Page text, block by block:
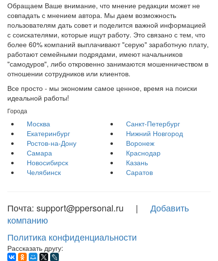
Обращаем Ваше внимание, что мнение редакции может не
совпадать с мнением автора. Мы даем возможность
пользователям дать совет и поделится важной информацией
с соискателями, которые ищут работу. Это связано с тем, что
более 60% компаний выплачивают "серую" заработную плату,
работают семейными подрядами, имеют начальников
"самодуров", либо откровенно занимаются мошенничеством в
отношении сотрудников или клиентов.
Все просто - мы экономим самое ценное, время на поиски
идеальной работы!
Города
Москва
Санкт-Петербург
Екатеринбург
Нижний Новгород
Ростов-на-Дону
Воронеж
Самара
Краснодар
Новосибирск
Казань
Челябинск
Саратов
Почта: support@ppersonal.ru | Добавить
компанию
Политика конфиденциальности
Рассказать другу: